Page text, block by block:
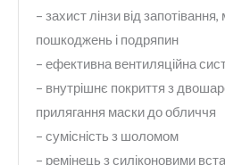
– захист лінзи від
пошкоджень і подряпин
– ефективна вентиляційна
– внутрішнє покриття з
прилягання маски до обличчя
– сумісність з шоломом
– ремінець з силіконовими